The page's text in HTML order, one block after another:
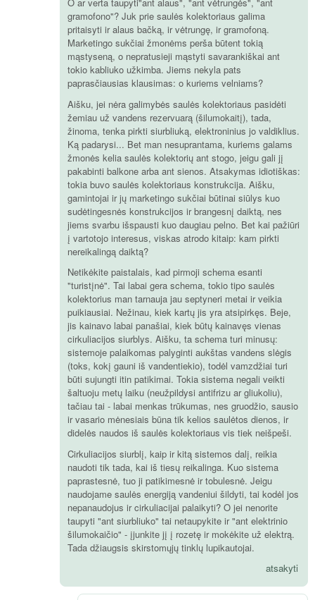
O ar verta taupyti"ant alaus", "ant vėtrungės", "ant
gramofono"? Juk prie saulės kolektoriaus galima
pritaisyti ir alaus bačką, ir vėtrungę, ir gramofoną.
Marketingo sukčiai žmonėms perša būtent tokią
mąstyseną, o nepratusieji mąstyti savarankiškai ant
tokio kabliuko užkimba. Jiems nekyla pats
paprasčiausias klausimas: o kuriems velniams?
Aišku, jei nėra galimybės saulės kolektoriaus pasidėti
žemiau už vandens rezervuarą (šilumokaitį), tada,
žinoma, tenka pirkti siurbliuką, elektroninius jo valdiklius.
Ką padarysi... Bet man nesuprantama, kuriems galams
žmonės kelia saulės kolektorių ant stogo, jeigu gali jį
pakabinti balkone arba ant sienos. Atsakymas idiotiškas:
tokia buvo saulės kolektoriaus konstrukcija. Aišku,
gamintojai ir jų marketingo sukčiai būtinai siūlys kuo
sudėtingesnės konstrukcijos ir brangesnį daiktą, nes
jiems svarbu išspausti kuo daugiau pelno. Bet kai pažiūri
į vartotojo interesus, viskas atrodo kitaip: kam pirkti
nereikalingą daiktą?
Netikėkite paistalais, kad pirmoji schema esanti
"turistįnė". Tai labai gera schema, tokio tipo saulės
kolektorius man tarnauja jau septyneri metai ir veikia
puikiausiai. Nežinau, kiek kartų jis yra atsipirkęs. Beje,
jis kainavo labai panašiai, kiek būtų kainavęs vienas
cirkuliacijos siurblys. Aišku, ta schema turi minusų:
sistemoje palaikomas palyginti aukštas vandens slėgis
(toks, kokį gauni iš vandentiekio), todėl vamzdžiai turi
būti sujungti itin patikimai. Tokia sistema negali veikti
šaltuoju metų laiku (neužpildysi antifrizu ar gliukoliu),
tačiau tai - labai menkas trūkumas, nes gruodžio, sausio
ir vasario mėnesiais būna tik kelios saulėtos dienos, ir
didelės naudos iš saulės kolektoriaus vis tiek neišpeši.
Cirkuliacijos siurblį, kaip ir kitą sistemos dalį, reikia
naudoti tik tada, kai iš tiesų reikalinga. Kuo sistema
paprastesnė, tuo ji patikimesnė ir tobulesnė. Jeigu
naudojame saulės energiją vandeniui šildyti, tai kodėl jos
nepanaudojus ir cirkuliacijai palaikyti? O jei nenorite
taupyti "ant siurbliuko" tai netaupykite ir "ant elektrinio
šilumokaičio" - įjunkite jį į rozetę ir mokėkite už elektrą.
Tada džiaugsis skirstomųjų tinklų lupikautojai.
atsakyti